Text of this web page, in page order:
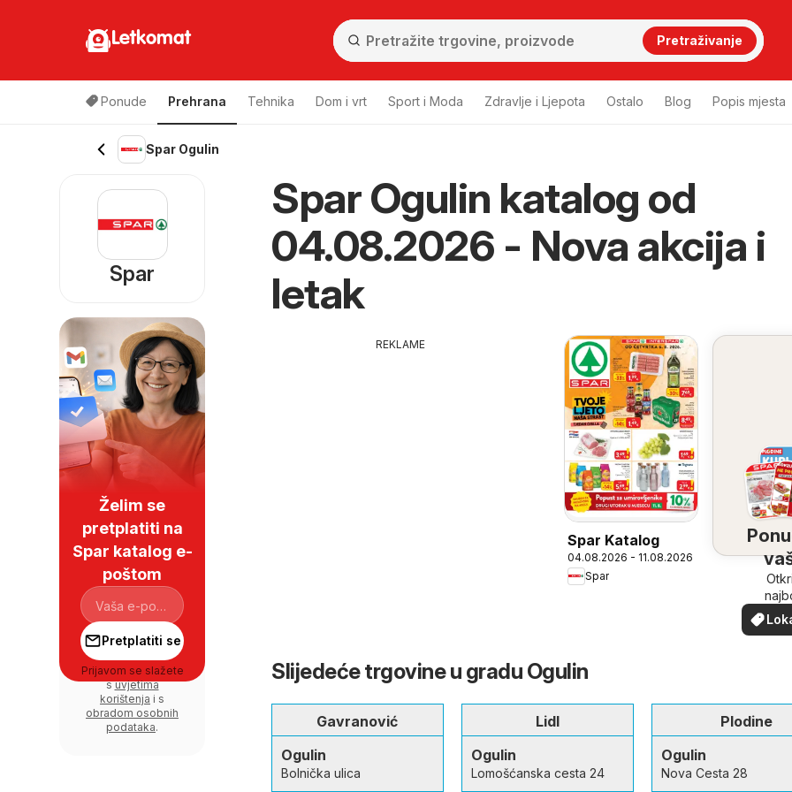
Letkomat Pretraživanje
Ponude Prehrana Tehnika Dom i vrt Sport i Moda Zdravlje i Ljepota Ostalo Blog Popis mjesta
Spar Ogulin
Spar Ogulin katalog od
04.08.2026 - Nova akcija i
letak
REKLAME
Spar Katalog
04.08.2026 - 11.08.2026
Spar
vašoj
Slijedeće trgovine u gradu Ogulin
Gavranović
Ogulin
Bolnička ulica
Lidl
Ogulin
Lomošćanska cesta 24
Plodine
Ogulin
Nova Cesta 28
Spar
Želim se
pretplatiti na
Spar katalog e-
poštom
Pretplatiti se
Prijavom se slažete
suvjetima
korištenja i s
obradom osobnih
podataka.